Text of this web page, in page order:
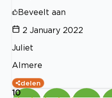
Beveelt aan
2 January 2022
Juliet
Almere
delen
10